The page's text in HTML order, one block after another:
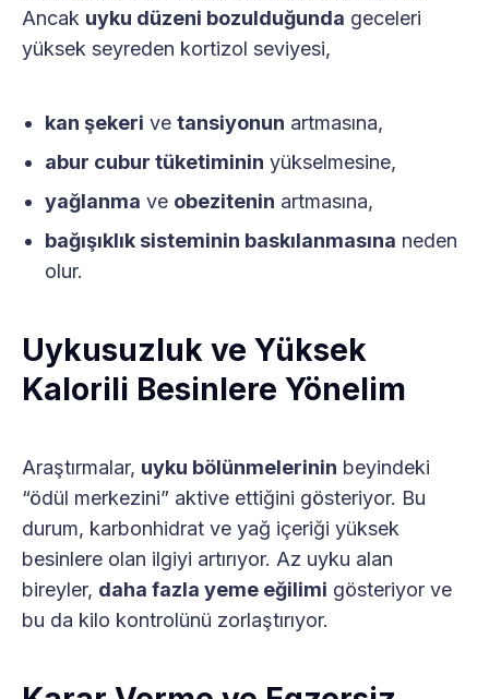
Ancak uyku düzeni bozulduğunda geceleri
yüksek seyreden kortizol seviyesi,
kan şekeri ve tansiyonun artmasına,
abur cubur tüketiminin yükselmesine,
yağlanma ve obezitenin artmasına,
bağışıklık sisteminin baskılanmasına neden
olur.
Uykusuzluk ve Yüksek
Kalorili Besinlere Yönelim
Araştırmalar, uyku bölünmelerinin beyindeki
“ödül merkezini” aktive ettiğini gösteriyor. Bu
durum, karbonhidrat ve yağ içeriği yüksek
besinlere olan ilgiyi artırıyor. Az uyku alan
bireyler, daha fazla yeme eğilimi gösteriyor ve
bu da kilo kontrolünü zorlaştırıyor.